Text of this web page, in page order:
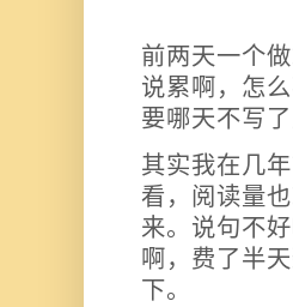
前两天一个
说累啊，怎
要哪天不写
其实我在几
看，阅读量
来。说句不
啊，费了半
下。